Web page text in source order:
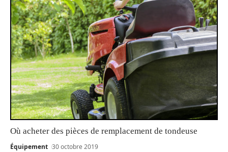
Où acheter des pièces de remplacement de tondeuse
Équipement 30 octobre 2019